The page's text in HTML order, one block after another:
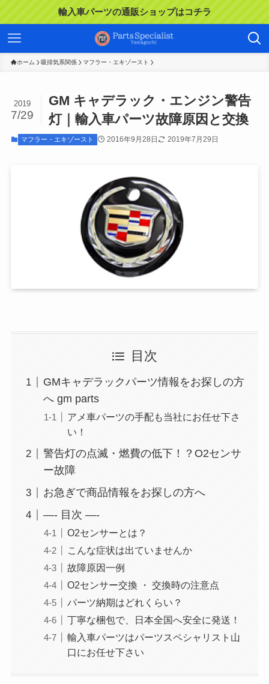
輸入車パーツの通販ショップはコチラ
ホーム 吸排気系関係 マフラー・エキゾースト
GM キャデラック・エンジン警告
灯｜輸入車パーツ故障原因と交換
2019
7/29
マフラー・エキゾースト 2016年9月28日 2019年7月29日
目次
GMキャデラックパーツ情報をお探しの方
へ gm parts
アメ車パーツの手配も当社にお任せ下さ
い！
警告灯の点滅・燃費の低下！？O2センサ
ー故障
お急ぎで商品情報をお探しの方へ
—- 目次 —-
O2センサーとは？
こんな症状は出ていませんか
故障原因一例
O2センサー交換 ・ 交換時の注意点
パーツ納期はどれくらい？
丁寧な梱包で、日本全国へ安全に発送！
輸入車パーツはパーツスペシャリスト山
口にお任せ下さい